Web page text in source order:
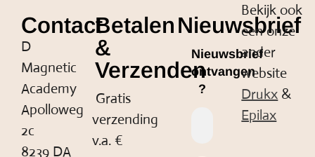
Contact
D
Magnetic
Academy
Apolloweg
2c
8239 DA
Betalen
&
Verzenden
Gratis
verzending
v.a. €
Nieuwsbrief
Nieuwsbrief
ontvangen
?
Bekijk ook
een onze
ander
website
Drukx &
Epilax